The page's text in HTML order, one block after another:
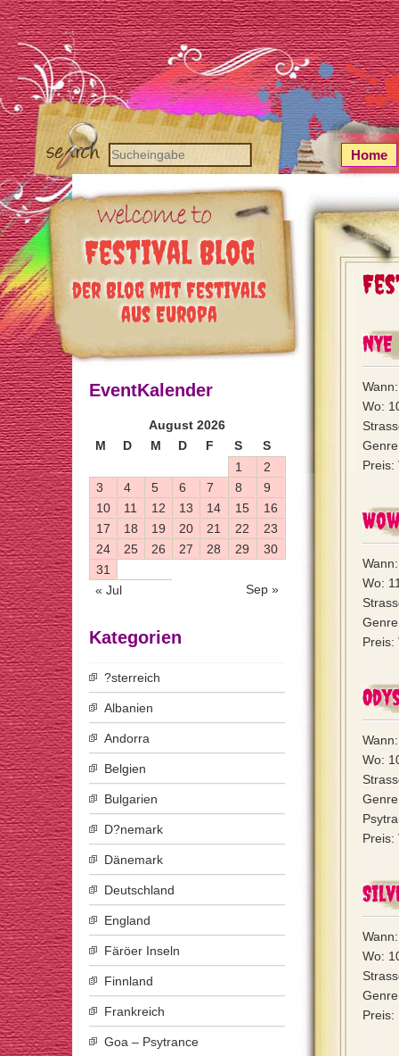
Festival Blog
der Blog mit Festivals
aus Europa
Home
NYE
Wo:
Preis:
Wo:
Preis:
Wo:
Preis:
Wo:
Preis:
EventKalender
August 2026
M
D M D F S S
« Jul Sep »
1
2
3
4 5 6 7 8
9
10
11 12 13 14 15
16
17
18 19 20 21 22
23
24
25 26 27 28 29
30
31
Kategorien
?sterreich
Albanien
Andorra
Belgien
Bulgarien
D?nemark
Dänemark
Deutschland
England
Färöer Inseln
Finnland
Frankreich
Goa – Psytrance